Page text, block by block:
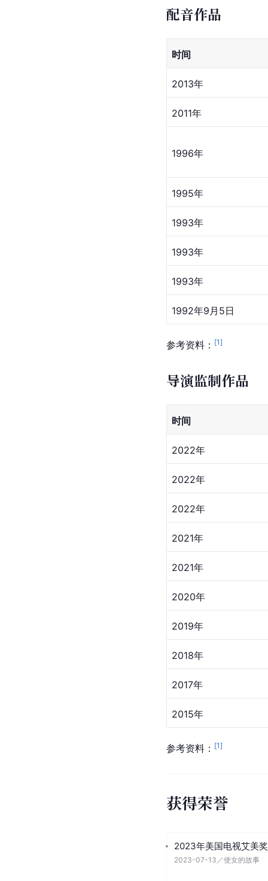
配音作品
时间
2013年
2011年
1996年
1995年
1993年
1993年
1993年
1992年9月5日
参考资料： [1]
导演监制作品
时间
2022年
2022年
2022年
2021年
2021年
2020年
2019年
2018年
2017年
2015年
参考资料： [1]
获得荣誉
2023年美国电视艾美奖
2023-07-13 ／使女的故事